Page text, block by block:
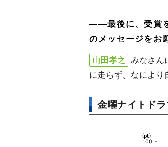
――最後に、受賞
のメッセージをお
山田孝之
みなさん
に走らず、なにより
金曜ナイトド